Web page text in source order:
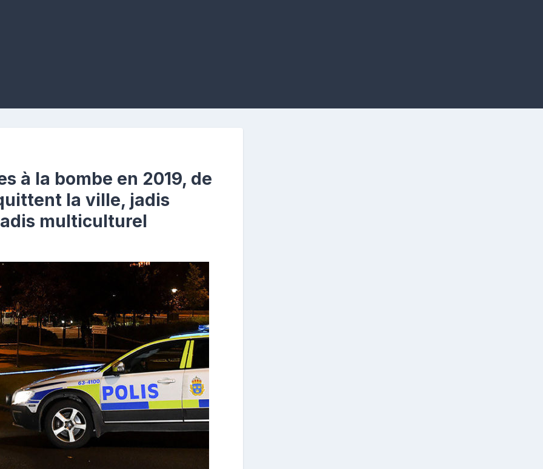
à la bombe en 2019, de
la ville, jadis
multiculturel